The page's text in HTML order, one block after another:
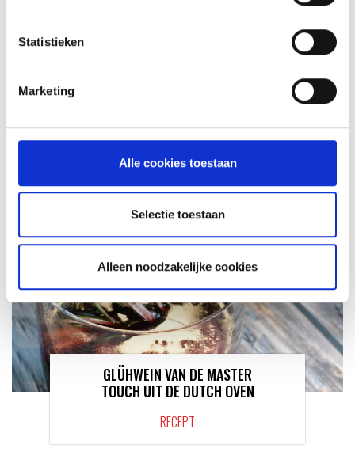
Statistieken
Marketing
Alle cookies toestaan
Selectie toestaan
Alleen noodzakelijke cookies
RECEPT
GLÜHWEIN VAN DE MASTER
TOUCH UIT DE DUTCH OVEN
RECEPT